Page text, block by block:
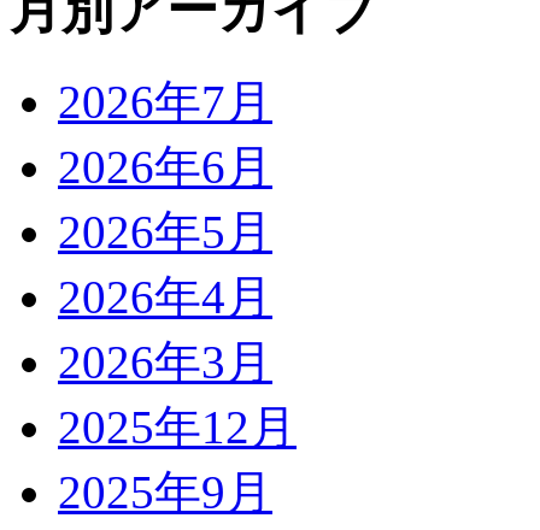
2026年7月
2026年6月
2026年5月
2026年4月
2026年3月
2025年12月
2025年9月